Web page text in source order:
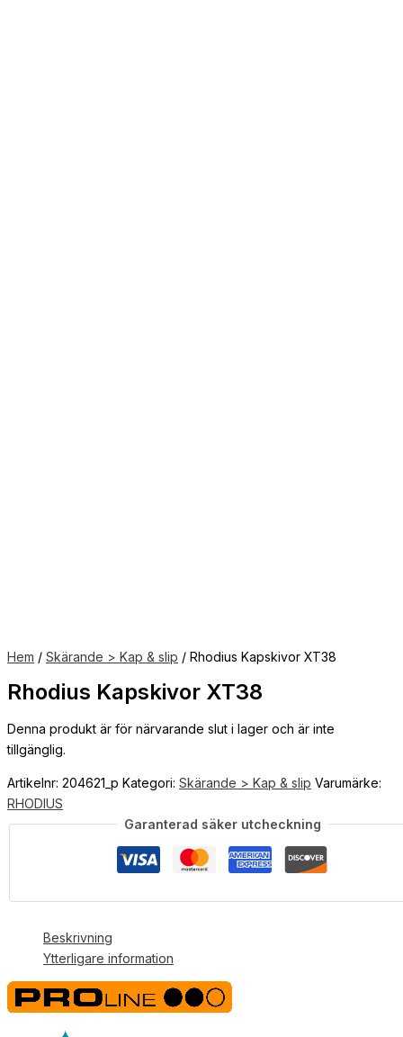
Hem / Skärande > Kap & slip / Rhodius Kapskivor XT38
Rhodius Kapskivor XT38
Denna produkt är för närvarande slut i lager och är inte
tillgänglig.
Artikelnr: 204621_p Kategori: Skärande > Kap & slip Varumärke:
RHODIUS
Garanterad säker utcheckning
Beskrivning
Ytterligare information